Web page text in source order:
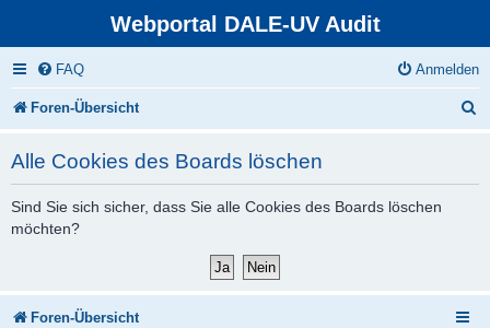
Webportal DALE-UV Audit
FAQ Anmelden
Foren-Übersicht
Alle Cookies des Boards löschen
Sind Sie sich sicher, dass Sie alle Cookies des Boards löschen
möchten?
Foren-Übersicht